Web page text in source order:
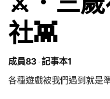
社👾
成員83 記事本1
各種遊戲被我們遇到就是